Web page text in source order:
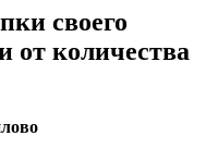
своего
от количества